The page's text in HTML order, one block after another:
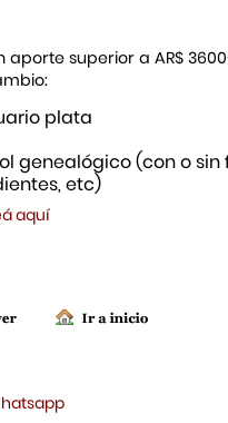
superior a AR$
plata
genealógico (con o sin
etc)
aquí